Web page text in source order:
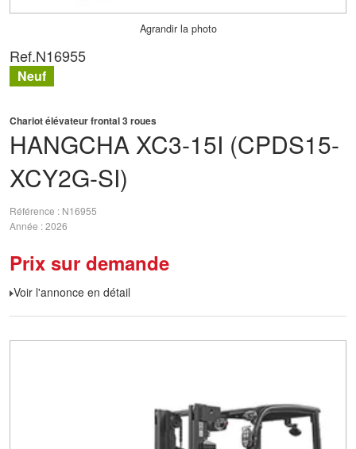
Agrandir la photo
HANGCHA XC3-15I (CPDS15-
XCY2G-SI)
Chariot élévateur frontal 3 roues
Référence
N16955
Année 2026
Prix sur demande
Voir l'annonce en détail
Ref.N16955
Neuf